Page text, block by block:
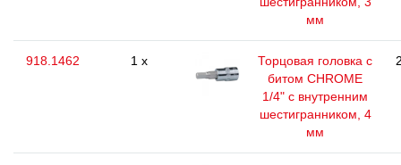
мм
918.1462 1 x
Торцовая головка с
битом CHROME
1/4" с внутренним
шестигранником, 4
мм